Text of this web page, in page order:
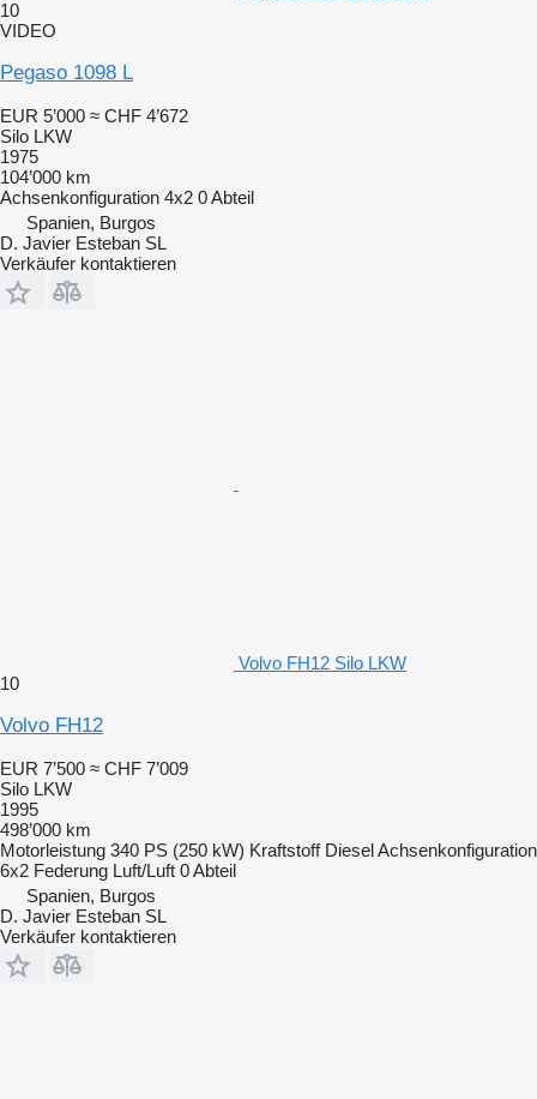
10
VIDEO
Pegaso 1098 L
EUR 5’000 ≈ CHF 4’672
Silo LKW
1975
104’000 km
Achsenkonfiguration 4x2 0 Abteil
Spanien, Burgos
D. Javier Esteban SL
Verkäufer kontaktieren
Volvo FH12 Silo LKW
10
Volvo FH12
EUR 7’500 ≈ CHF 7’009
Silo LKW
1995
498’000 km
Motorleistung 340 PS (250 kW) Kraftstoff DieselAchsenkonfiguration
6x2 Federung Luft/Luft 0 Abteil
Spanien, Burgos
D. Javier Esteban SL
Verkäufer kontaktieren